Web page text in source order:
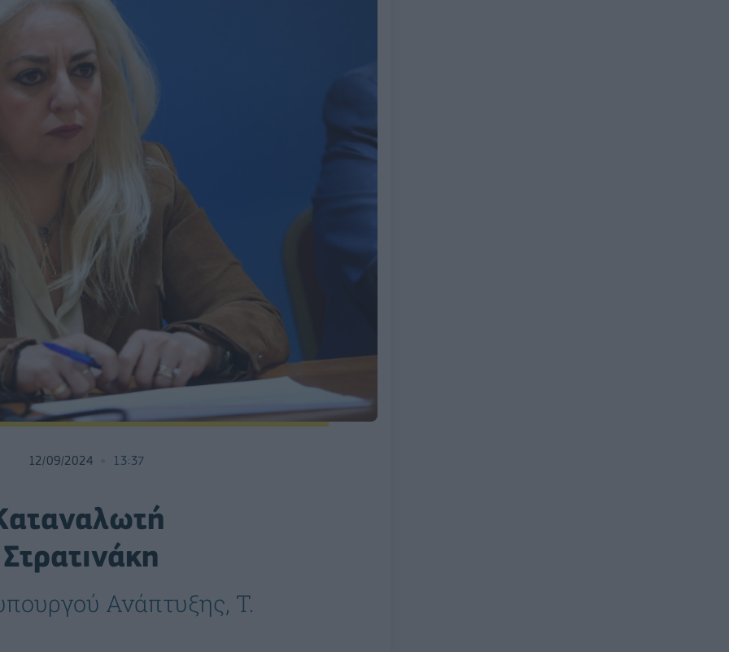
12/09/2024 13:37
Ανάπτυξης, Τ.